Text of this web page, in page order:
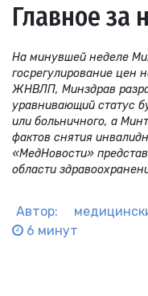
Главное за
На минувшей неделе
госрегулирование цен
ЖНВЛП, Минздрав
уравнивающий статус
или больничного, а
фактов снятия
«МедНовости»
области
Автор:
6 минут